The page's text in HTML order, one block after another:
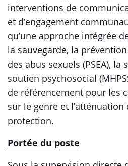
interventions de
et d’engagement
qu’une approche intégrée
la sauvegarde, la
des abus sexuels (PSEA),
soutien psychosocial
de référencement pour les
sur le genre et
protection.
Portée du poste